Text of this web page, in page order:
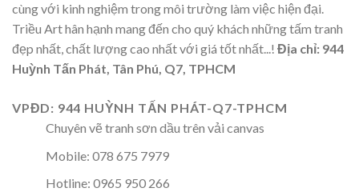
cùng với kinh nghiệm trong môi trường làm việc hiện đại.
Triều Art hân hạnh mang đến cho quý khách những tấm tranh
đẹp nhất, chất lượng cao nhất với giá tốt nhất...! Địa chỉ: 944
Huỳnh Tấn Phát, Tân Phú, Q7, TPHCM
VPĐD: 944 HUỲNH TẤN PHÁT-Q7-TPHCM
Chuyên vẽ tranh sơn dầu trên vải canvas
Mobile: 078 675 7979
Hotline: 0965 950 266